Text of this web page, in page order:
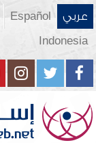
عربي Español
Indonesia